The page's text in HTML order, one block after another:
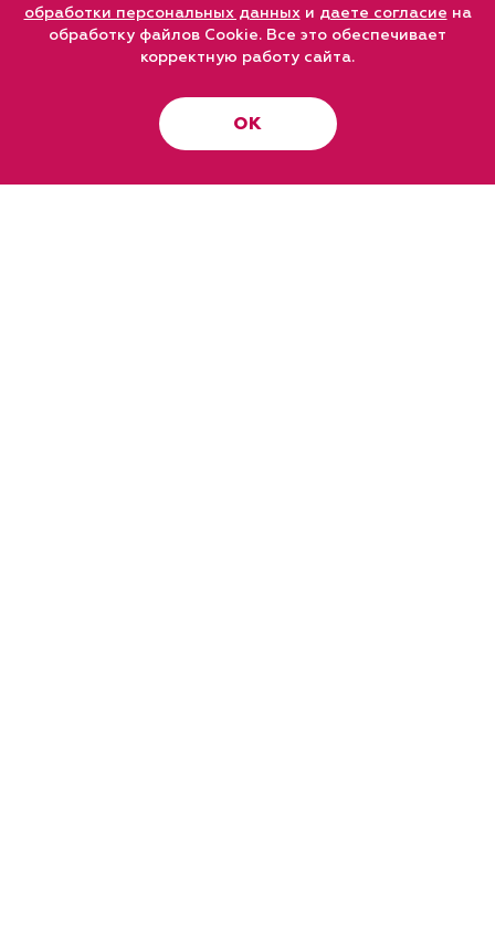
обработки персональных данныхи даете согласие на
обработку файлов Cookie. Все это обеспечивает
корректную работу сайта.
ОК